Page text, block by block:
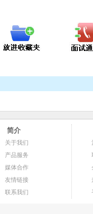
简介
关于我们
产品服务
媒体合作
友情链接
联系我们